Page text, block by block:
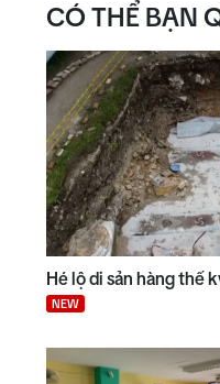
CÓ THỂ BẠN
Hé lộ di sản hàng thế
NEW